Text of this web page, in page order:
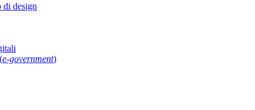
di design
e-government)